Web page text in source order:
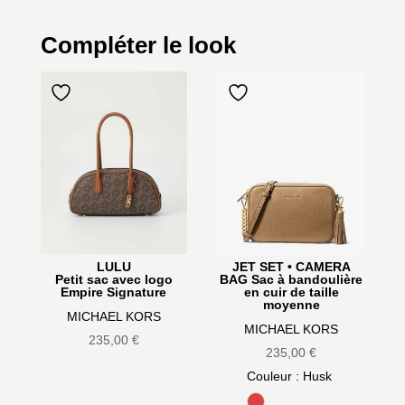
Compléter le look
LULU
Petit sac avec logo
Empire Signature
MICHAEL KORS
235,00 €
JET SET • CAMERA
BAG Sac à bandoulière
en cuir de taille
moyenne
MICHAEL KORS
235,00€
Couleur: Husk